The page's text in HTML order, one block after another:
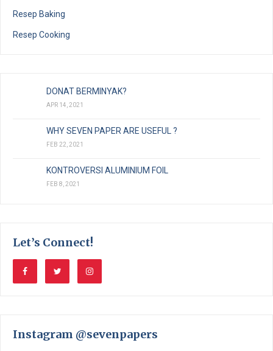
Resep Baking
Resep Cooking
DONAT BERMINYAK?
APR 14, 2021
WHY SEVEN PAPER ARE USEFUL ?
FEB 22, 2021
KONTROVERSI ALUMINIUM FOIL
FEB 8, 2021
Let’s Connect!
Instagram @sevenpapers